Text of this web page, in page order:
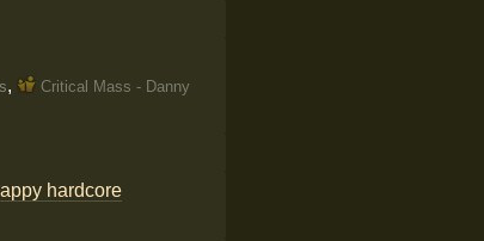
, Critical Mass - Danny
hardcore